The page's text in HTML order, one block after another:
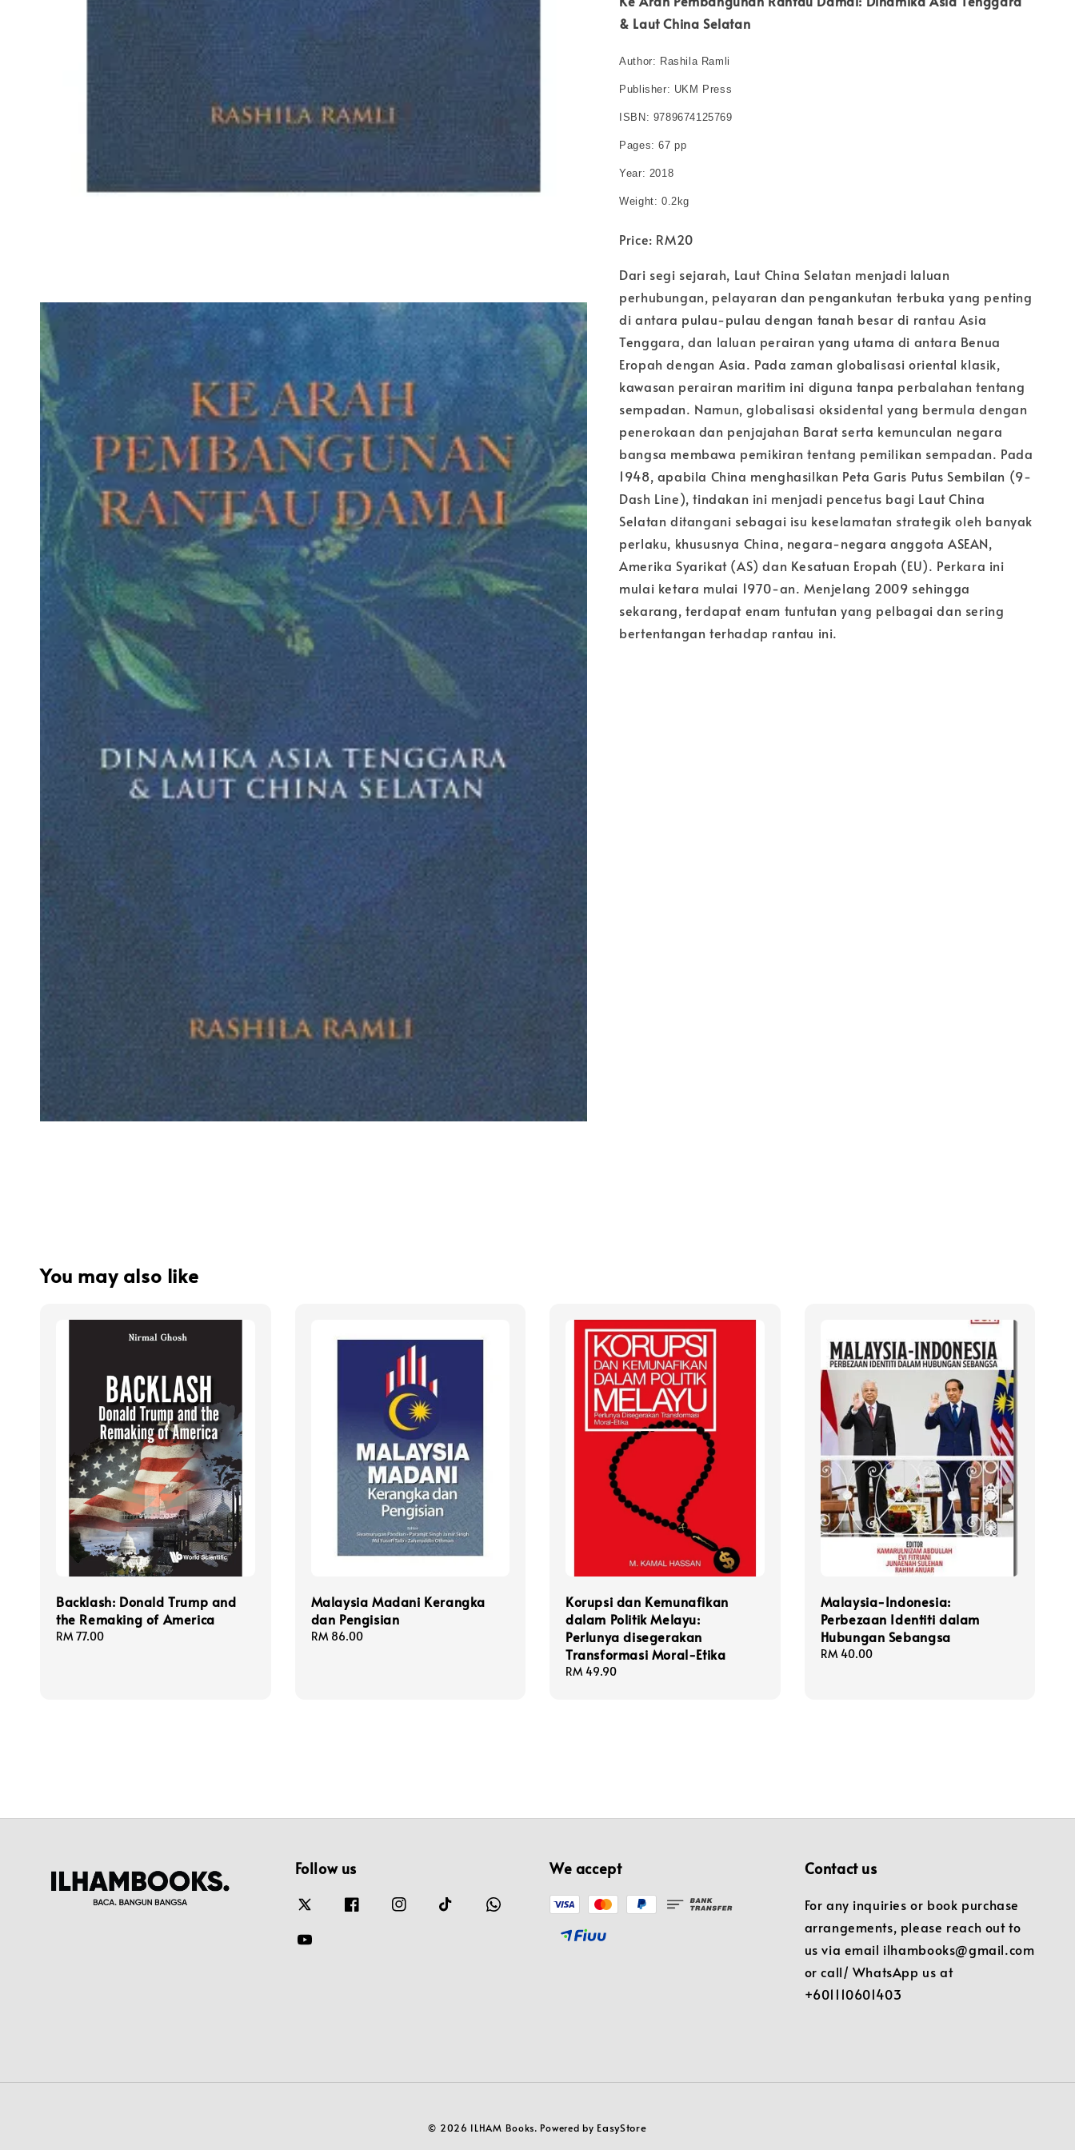
& Laut China Selatan
Author: Rashila Ramli
Publisher: UKM Press
ISBN: 9789674125769
Pages: 67 pp
Year: 2018
Weight: 0.2kg
Price: RM20
Dari segi sejarah, Laut China Selatan menjadi laluan
perhubungan, pelayaran dan pengankutan terbuka yang penting
di antara pulau-pulau dengan tanah besar di rantau Asia
Tenggara, dan laluan perairan yang utama di antara Benua
Eropah dengan Asia. Pada zaman globalisasi oriental klasik,
kawasan perairan maritim ini diguna tanpa perbalahan tentang
sempadan. Namun, globalisasi oksidental yang bermula dengan
penerokaan dan penjajahan Barat serta kemunculan negara
bangsa membawa pemikiran tentang pemilikan sempadan. Pada
1948, apabila China menghasilkan Peta Garis Putus Sembilan (9-
Dash Line), tindakan ini menjadi pencetus bagi Laut China
Selatan ditangani sebagai isu keselamatan strategik oleh banyak
perlaku, khususnya China, negara-negara anggota ASEAN,
Amerika Syarikat (AS) dan Kesatuan Eropah (EU). Perkara ini
mulai ketara mulai 1970-an. Menjelang 2009 sehingga
sekarang, terdapat enam tuntutan yang pelbagai dan sering
bertentangan terhadap rantau ini.
You may also like
Backlash: Donald Trump and
the Remaking of America
Regular
RM 77.00
Malaysia Madani Kerangka
dan Pengisian
Regular
RM 86.00
Korupsi dan Kemunafikan
dalam Politik Melayu:
Perlunya disegerakan
Transformasi Moral-Etika
Regular
RM 49.90
Malaysia-Indonesia:
Perbezaan Identiti dalam
Hubungan Sebangsa
Regular
RM 40.00
Follow us We accept Contact us
For any inquiries or book purchase
arrangements, please reach out to
us via email ilhambooks@gmail.com
or call/ WhatsApp us at
+601110601403
© 2026 ILHAM Books. Powered by EasyStore